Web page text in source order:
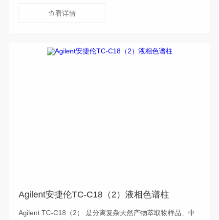
查看详情
Agilent安捷伦TC-C18（2）液相色谱柱
Agilent TC-C18（2） 是分离复杂天然产物萃取物样品、中